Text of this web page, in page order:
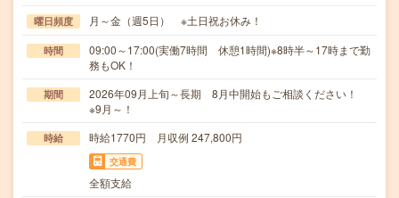
曜日頻度 月～金（週5日） ※土日祝お休み！
時間
09:00～17:00(実働7時間 休憩1時間)※8時半～17時まで勤
務もOK！
期間
2026年09月上旬～長期 8月中開始もご相談ください！
※9月～！
時給 時給1770円 月収例 247,800円
交通費
全額支給